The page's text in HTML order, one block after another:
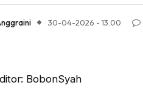
30-04-2026 - 13.00
BobonSyah